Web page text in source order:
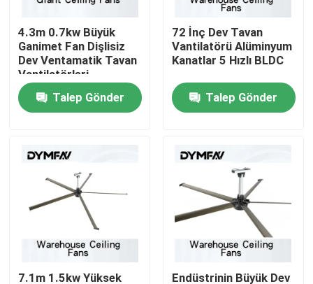
Kalite kontrol
Bizimle iletişime geçin
Büyük HVLS Hayranları
Endüstriyel HVLS Fanları
Ticari HVLS Fanları
4.3m 0.7kw Büyük
Ganimet Fan Dişlisiz
Dev Ventamatik Tavan
Vantilatörleri
Talep Gönder
72 İnç Dev Tavan
Vantilatörü Alüminyum
Kanatlar 5 Hızlı BLDC
Talep Gönder
7.1m 1.5kw Yüksek Endüstrinin Büyük Dev